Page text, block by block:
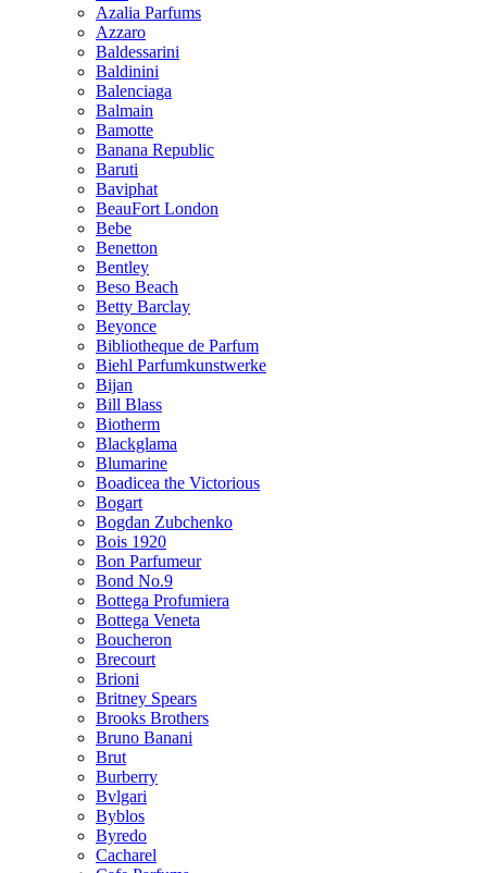
Azalia Parfums
Azzaro
Baldessarini
Baldinini
Balenciaga
Balmain
Bamotte
Banana Republic
Baruti
Baviphat
BeauFort London
Bebe
Benetton
Bentley
Beso Beach
Betty Barclay
Beyonce
Bibliotheque de Parfum
Biehl Parfumkunstwerke
Bijan
Bill Blass
Biotherm
Blackglama
Blumarine
Boadicea the Victorious
Bogart
Bogdan Zubchenko
Bois 1920
Bon Parfumeur
Bond No.9
Bottega Profumiera
Bottega Veneta
Boucheron
Brecourt
Brioni
Britney Spears
Brooks Brothers
Bruno Banani
Brut
Burberry
Bvlgari
Byblos
Byredo
Cacharel